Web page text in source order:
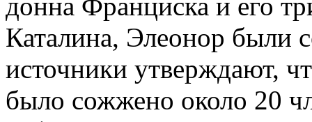
Каталина, Элеонор были
источники утверждают,
было сожжено около 20